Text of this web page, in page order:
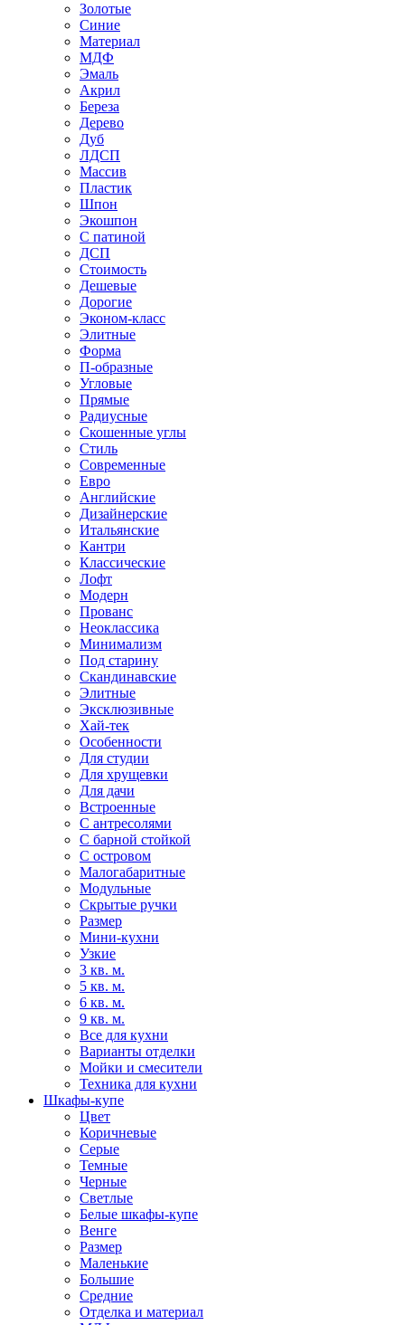
Золотые
Синие
Материал
МДФ
Эмаль
Акрил
Береза
Дерево
Дуб
ЛДСП
Массив
Пластик
Шпон
Экошпон
С патиной
ДСП
Стоимость
Дешевые
Дорогие
Эконом-класс
Элитные
Форма
П-образные
Угловые
Прямые
Радиусные
Скошенные углы
Стиль
Современные
Евро
Английские
Дизайнерские
Итальянские
Кантри
Классические
Лофт
Модерн
Прованс
Неоклассика
Минимализм
Под старину
Скандинавские
Элитные
Эксклюзивные
Хай-тек
Особенности
Для студии
Для хрущевки
Для дачи
Встроенные
С антресолями
С барной стойкой
С островом
Малогабаритные
Модульные
Скрытые ручки
Размер
Мини-кухни
Узкие
3 кв. м.
5 кв. м.
6 кв. м.
9 кв. м.
Все для кухни
Варианты отделки
Мойки и смесители
Техника для кухни
Шкафы-купе
Цвет
Коричневые
Серые
Темные
Черные
Светлые
Белые шкафы-купе
Венге
Размер
Маленькие
Большие
Средние
Отделка и материал